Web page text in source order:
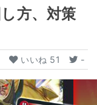
方、対策
いいね 51 -